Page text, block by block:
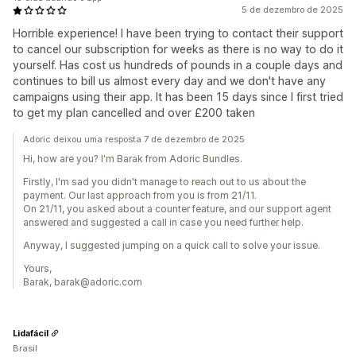
5 de dezembro de 2025
Horrible experience! I have been trying to contact their support
to cancel our subscription for weeks as there is no way to do it
yourself. Has cost us hundreds of pounds in a couple days and
continues to bill us almost every day and we don't have any
campaigns using their app. It has been 15 days since I first tried
to get my plan cancelled and over £200 taken
Adoric deixou uma resposta 7 de dezembro de 2025
Hi, how are you? I'm Barak from Adoric Bundles.
Firstly, I'm sad you didn't manage to reach out to us about the
payment. Our last approach from you is from 21/11.
On 21/11, you asked about a counter feature, and our support agent
answered and suggested a call in case you need further help.
Anyway, I suggested jumping on a quick call to solve your issue.
Yours,
Barak, barak@adoric.com
Lidafácil
Brasil